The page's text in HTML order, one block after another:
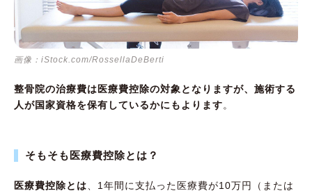
画像：iStock.com/RossellaDeBerti
整骨院の治療費は医療費控除の対象となりますが、施術する
人が国家資格を保有しているかにもよります。
そもそも医療費控除とは？
医療費控除とは、1年間に支払った医療費が10万円（または